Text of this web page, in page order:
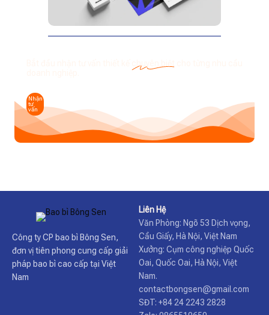
chuyên biệt
Nhận
tư
vấn
Công ty CP bao bì Bông Sen,
đơn vị tiên phong cung cấp giải
pháp bao bì cao cấp tại Việt
Nam
Liên Hệ
Văn Phòng: Ngõ 53 Dịch vọng,
Cầu Giấy, Hà Nội, Việt Nam
Xưởng: Cụm công nghiệp Quốc
Oai, Quốc Oai, Hà Nội, Việt
Nam.
contactbongsen@gmail.com
SĐT: +84 24 2243 2828